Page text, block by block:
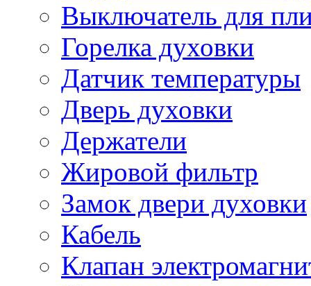
Выключатель для
Горелка духовки
Датчик температуры
Дверь духовки
Держатели
Жировой фильтр
Замок двери духовки
Кабель
Клапан